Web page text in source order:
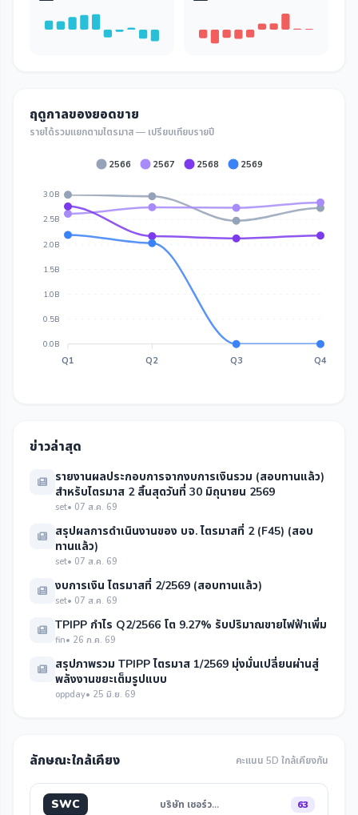
ฤดูกาลของยอดขาย
รายได้รวมแยกตามไตรมาส — เปรียบเทียบรายปี
2566 2567 2568 2569
3.0B
2.5B
2.0B
1.5B
1.0B
0.5B
0.0B
Q1 Q2 Q3 Q4
ข่าวล่าสุด
รายงานผลประกอบการจากงบการเงินรวม (สอบทานแล้ว)
สำหรับไตรมาส 2 สิ้นสุดวันที่ 30 มิถุนายน 2569
set• 07 ส.ค. 69
สรุปผลการดำเนินงานของ บจ. ไตรมาสที่ 2 (F45) (สอบ
ทานแล้ว)
set• 07 ส.ค. 69
งบการเงิน ไตรมาสที่ 2/2569 (สอบทานแล้ว)
set• 07 ส.ค. 69
TPIPP กำไร Q2/2566 โต 9.27% รับปริมาณขายไฟฟ้าเพิ่ม
fin• 26 ก.ค. 69
สรุปภาพรวม TPIPP ไตรมาส 1/2569 มุ่งมั่นเปลี่ยนผ่านสู่
พลังงานขยะเต็มรูปแบบ
oppday• 25 มิ.ย. 69
ลักษณะใกล้เคียง คะแนน 5D ใกล้เคียงกัน
SWC บริษัท เชอร์ว… 63